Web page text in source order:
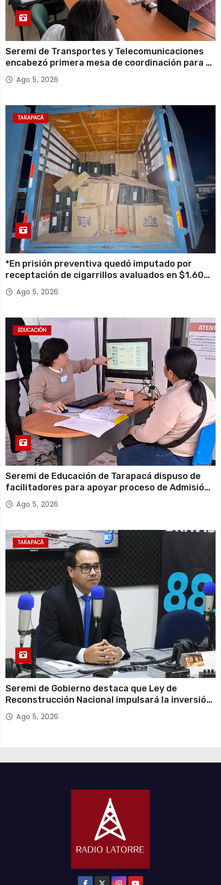
Seremi de Transportes y Telecomunicaciones
encabezó primera mesa de coordinación para el
retiro de cables en desuso en Iquique
Ago 5, 2026
TARAPACÁ
*En prisión preventiva quedó imputado por
receptación de cigarrillos avaluados en $1.600
millones*
Ago 5, 2026
EDUCACIÓN
Seremi de Educación de Tarapacá dispuso de
facilitadores para apoyar proceso de Admisión
Escolar 2027
Ago 5, 2026
TARAPACÁ
Seremi de Gobierno destaca que Ley de
Reconstrucción Nacional impulsará la inversión
y el empleo en Tarapacá
Ago 5, 2026